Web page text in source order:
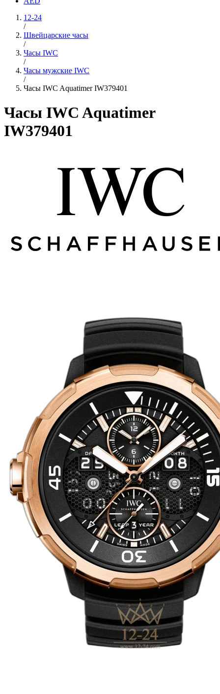
12-24
/
Швейцарские часы
/
Часы IWC
/
Часы мужские IWC
/
Часы IWC Aquatimer IW379401
Часы IWC Aquatimer
IW379401